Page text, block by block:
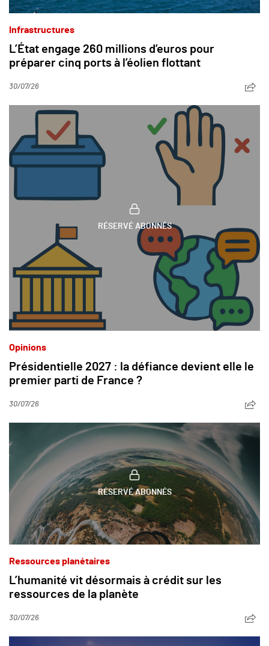
Infrastructures
L’État engage 260 millions d’euros pour
préparer cinq ports à l’éolien flottant
30/07/26
RÉSERVÉ ABONNÉS
Opinions
Présidentielle 2027 : la défiance devient elle le
premier parti de France ?
30/07/26
RÉSERVÉ ABONNÉS
Ressources planétaires
L’humanité vit désormais à crédit sur les
ressources de la planète
30/07/26